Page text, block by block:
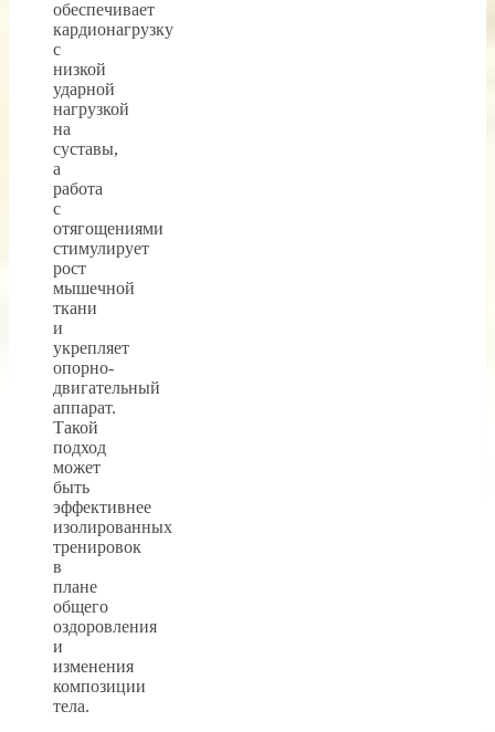
обеспечивает
кардионагрузку
с
низкой
ударной
нагрузкой
на
суставы,
а
работа
с
отягощениями
стимулирует
рост
мышечной
ткани
и
укрепляет
опорно-
двигательный
аппарат.
Такой
подход
может
быть
эффективнее
изолированных
тренировок
в
плане
общего
оздоровления
и
изменения
композиции
тела.